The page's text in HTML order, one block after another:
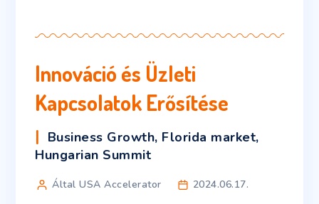
Innováció és Üzleti
Kapcsolatok Erősítése
Business Growth, Florida market,
Hungarian Summit
Által USA Accelerator 2024.06.17.